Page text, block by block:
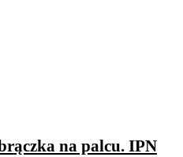
na palcu. IPN